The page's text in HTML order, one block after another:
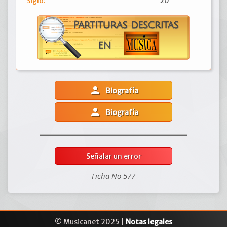
person Biografía
person Biografía
Señalar un error
Ficha No 577
© Musicanet 2025 | Notas legales